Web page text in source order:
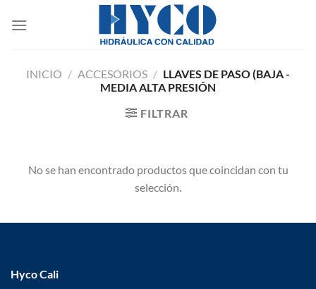
INICIO / ACCESORIOS / LLAVES DE PASO (BAJA -
MEDIA ALTA PRESIÓN
FILTRAR
No se han encontrado productos que coincidan con tu
selección.
Hyco Cali